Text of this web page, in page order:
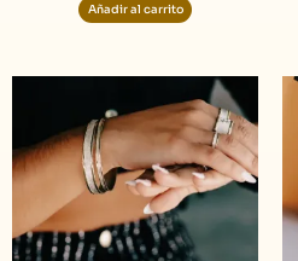
Añadir al carrito
Este
producto
tiene
múltiples
variantes.
Las